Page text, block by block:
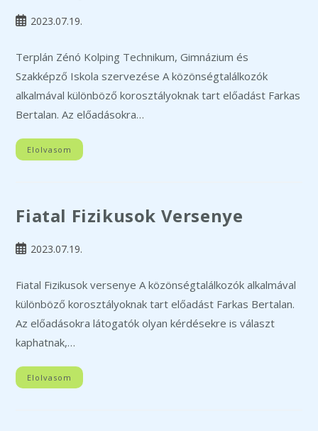
Post2023.07.19.
Terplán Zénó Kolping Technikum, Gimnázium és
Szakképző Iskola szervezése A közönségtalálkozók
alkalmával különböző korosztályoknak tart előadást Farkas
Bertalan. Az előadásokra…
Elolvasom
Fiatal Fizikusok Versenye
Post2023.07.19.
Fiatal Fizikusok versenye A közönségtalálkozók alkalmával
különböző korosztályoknak tart előadást Farkas Bertalan.
Az előadásokra látogatók olyan kérdésekre is választ
kaphatnak,…
Elolvasom